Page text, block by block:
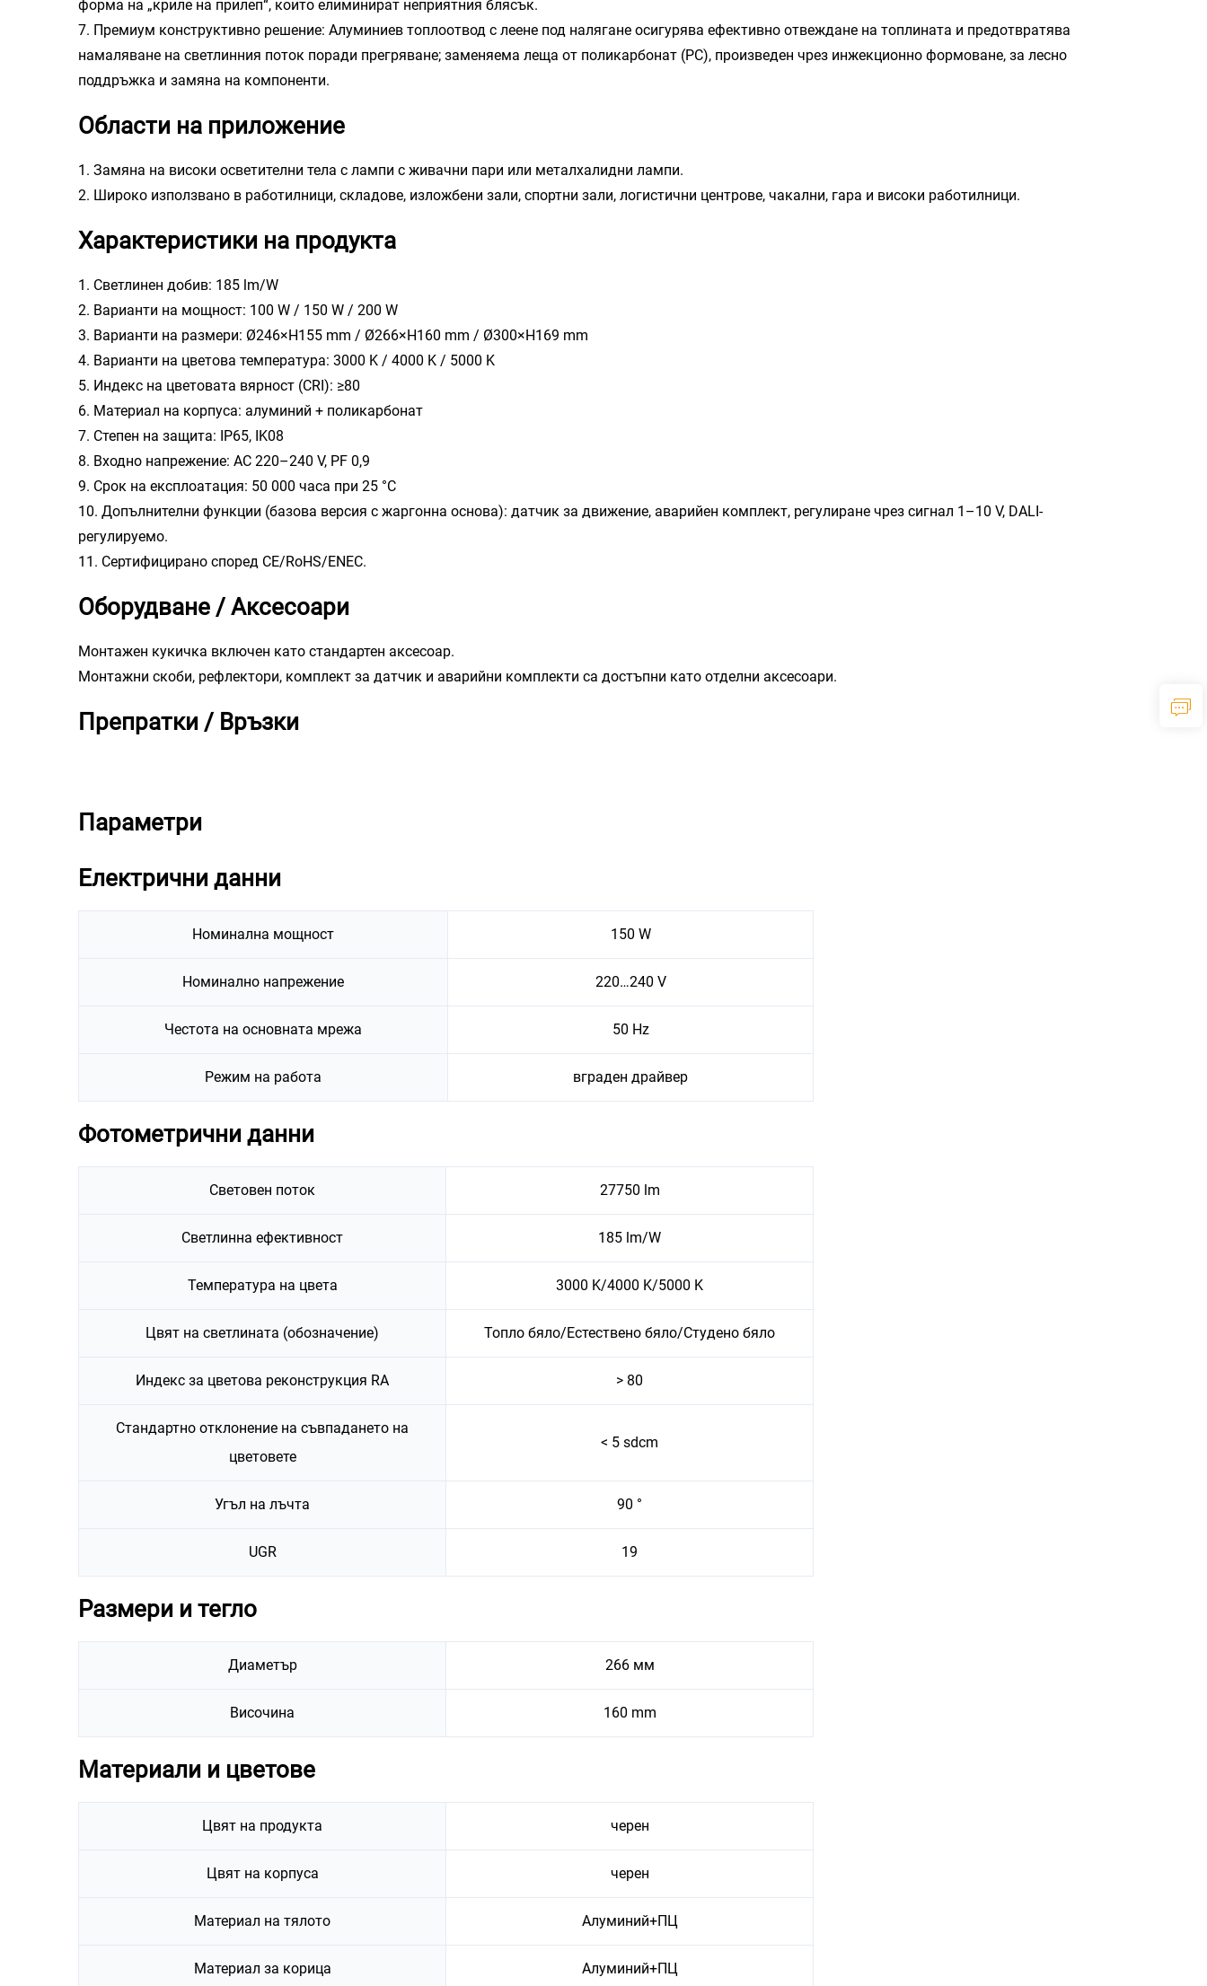
форма на „криле на прилеп“, които елиминират неприятния блясък.
7. Премиум конструктивно решение: Алуминиев топлоотвод с леене под налягане осигурява ефективно отвеждане на топлината и предотвратява
намаляване на светлинния поток поради прегряване; заменяема леща от поликарбонат (PC), произведен чрез инжекционно формоване, за лесно
поддръжка и замяна на компоненти.
Области на приложение
1. Замяна на високи осветителни тела с лампи с живачни пари или металхалидни лампи.
2. Широко използвано в работилници, складове, изложбени зали, спортни зали, логистични центрове, чакални, гара и високи работилници.
Характеристики на продукта
1. Светлинен добив: 185 lm/W
2. Варианти на мощност: 100 W / 150 W / 200 W
3. Варианти на размери: Ø246×H155 mm / Ø266×H160 mm / Ø300×H169 mm
4. Варианти на цветова температура: 3000 K / 4000 K / 5000 K
5. Индекс на цветовата вярност (CRI): ≥80
6. Материал на корпуса: алуминий + поликарбонат
7. Степен на защита: IP65, IK08
8. Входно напрежение: AC 220–240 V, PF 0,9
9. Срок на експлоатация: 50 000 часа при 25 °C
10. Допълнителни функции (базова версия с жаргонна основа): датчик за движение, аварийен комплект, регулиране чрез сигнал 1–10 V, DALI-
регулируемо.
11. Сертифицирано според CE/RoHS/ENEC.
Оборудване / Аксесоари
Монтажен кукичка включен като стандартен аксесоар.
Монтажни скоби, рефлектори, комплект за датчик и аварийни комплекти са достъпни като отделни аксесоари.
Препратки / Връзки
Параметри
Електрични данни
Номинална мощност 150 W
Номинално напрежение 220…240 V
Честота на основната мрежа 50 Hz
Режим на работа вграден драйвер
Фотометрични данни
Световен поток 27750 lm
Светлинна ефективност 185 lm/W
Температура на цвета 3000 K/4000 K/5000 K
Цвят на светлината (обозначение) Топло бяло/Естествено бяло/Студено бяло
Индекс за цветова реконструкция RA > 80
Стандартно отклонение на съвпадането на
цветовете
< 5 sdcm
Угъл на лъчта 90 °
UGR 19
Размери и тегло
Диаметър 266 мм
Височина 160 mm
Материали и цветове
Цвят на продукта черен
Цвят на корпуса черен
Материал на тялото Алуминий+ПЦ
Материал за корица Алуминий+ПЦ